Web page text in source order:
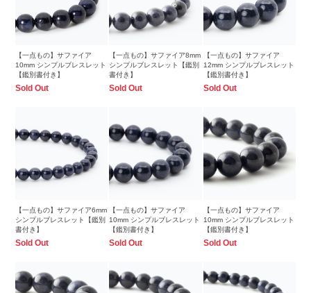
【一点もの】サファイア
10mm シンプルブレスレット
【鑑別書付き】
Sold Out
【一点もの】サファイア8mm
シンプルブレスレット【鑑別
書付き】
Sold Out
【一点もの】サファイア
12mm シンプルブレスレット
【鑑別書付き】
Sold Out
【一点もの】サファイア6mm
シンプルブレスレット【鑑別
書付き】
Sold Out
【一点もの】サファイア
10mm シンプルブレスレット
【鑑別書付き】
Sold Out
【一点もの】サファイア
10mm シンプルブレスレット
【鑑別書付き】
Sold Out